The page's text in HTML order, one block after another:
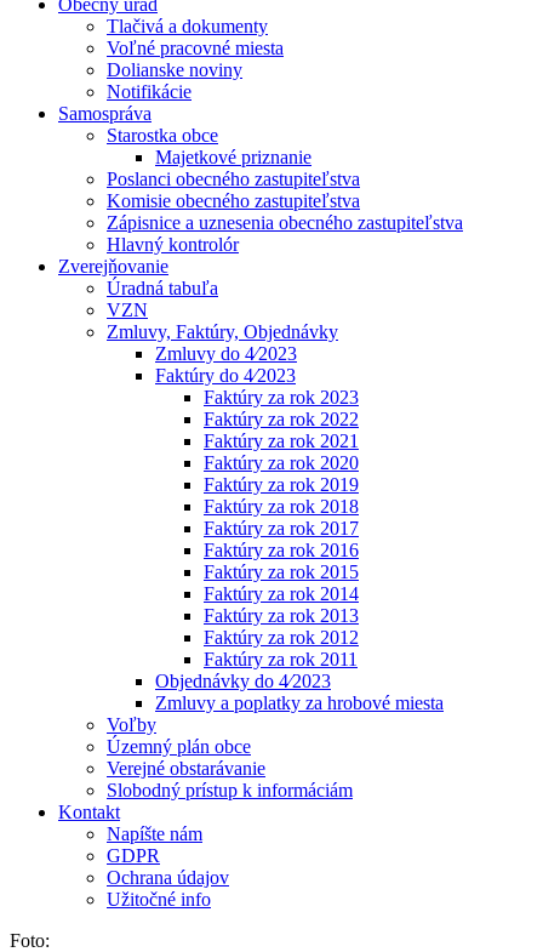
Obecný úrad
Tlačivá a dokumenty
Voľné pracovné miesta
Dolianske noviny
Notifikácie
Samospráva
Starostka obce
Majetkové priznanie
Poslanci obecného zastupiteľstva
Komisie obecného zastupiteľstva
Zápisnice a uznesenia obecného zastupiteľstva
Hlavný kontrolór
Zverejňovanie
Úradná tabuľa
VZN
Zmluvy, Faktúry, Objednávky
Zmluvy do 4⁄2023
Faktúry do 4⁄2023
Faktúry za rok 2023
Faktúry za rok 2022
Faktúry za rok 2021
Faktúry za rok 2020
Faktúry za rok 2019
Faktúry za rok 2018
Faktúry za rok 2017
Faktúry za rok 2016
Faktúry za rok 2015
Faktúry za rok 2014
Faktúry za rok 2013
Faktúry za rok 2012
Faktúry za rok 2011
Objednávky do 4⁄2023
Zmluvy a poplatky za hrobové miesta
Voľby
Územný plán obce
Verejné obstarávanie
Slobodný prístup k informáciám
Kontakt
Napíšte nám
GDPR
Ochrana údajov
Užitočné info
Foto: